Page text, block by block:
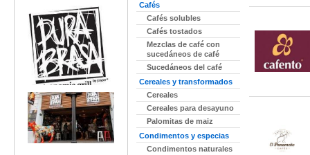
Cafés
Cafés solubles
Cafés tostados
Mezclas de café con
sucedáneos de café
Sucedáneos del café
Cereales y transformados
Cereales
Cereales para desayuno
Palomitas de maiz
Condimentos y especias
Condimentos naturales